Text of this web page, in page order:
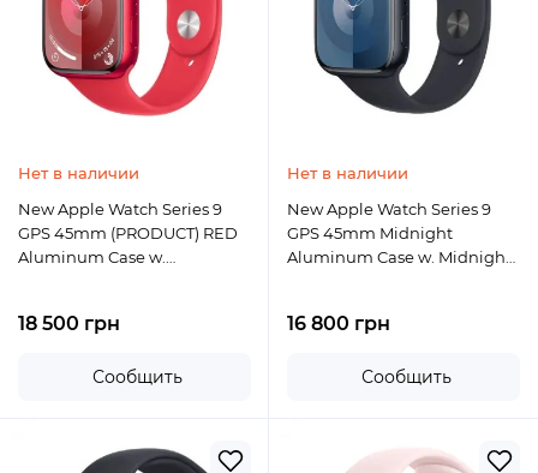
Нет в наличии
New Apple Watch Series 9
GPS 45mm (PRODUCT) RED
Aluminum Case w.
18 500 грн
Сообщить
Нет в наличии
New Apple Watch Series 9
GPS 45mm Midnight
Aluminum Case w. Midnight
16 800 грн
Сообщить